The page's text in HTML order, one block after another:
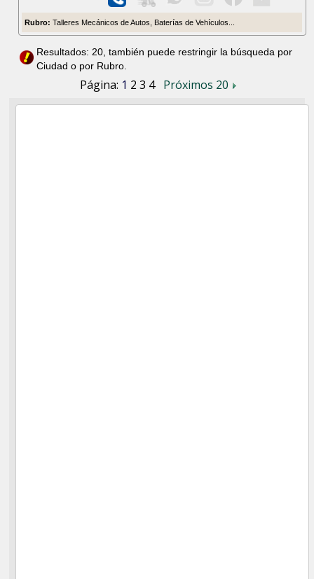
Rubro: Talleres Mecánicos de Autos, Baterías de Vehículos...
Resultados: 20, también puede restringir la búsqueda por
Ciudad o por Rubro.
Página: 1 2 3 4 Próximos 20